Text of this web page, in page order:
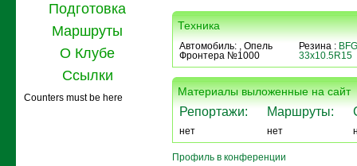
Подготовка
Маршруты
О Клубе
Ссылки
Counters must be here
Техника
Автомобиль: , Опель
Фронтера №1000
Резина :
33x10.5R15
Материалы выложенные на сайт
Репортажи:
нет
Маршруты:
нет
Профиль в конференции